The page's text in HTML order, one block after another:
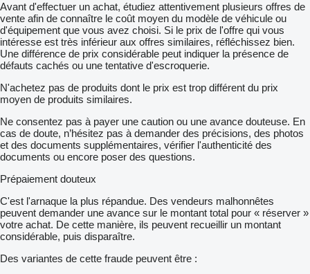
Avant d'effectuer un achat, étudiez attentivement plusieurs offres de
vente afin de connaître le coût moyen du modèle de véhicule ou
d'équipement que vous avez choisi. Si le prix de l'offre qui vous
intéresse est très inférieur aux offres similaires, réfléchissez bien.
Une différence de prix considérable peut indiquer la présence de
défauts cachés ou une tentative d'escroquerie.
N'achetez pas de produits dont le prix est trop différent du prix
moyen de produits similaires.
Ne consentez pas à payer une caution ou une avance douteuse. En
cas de doute, n’hésitez pas à demander des précisions, des photos
et des documents supplémentaires, vérifier l'authenticité des
documents ou encore poser des questions.
Prépaiement douteux
C'est l'arnaque la plus répandue. Des vendeurs malhonnêtes
peuvent demander une avance sur le montant total pour « réserver »
votre achat. De cette manière, ils peuvent recueillir un montant
considérable, puis disparaître.
Des variantes de cette fraude peuvent être :